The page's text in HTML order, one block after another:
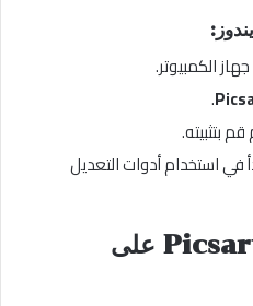
الكمبيوتر.
.
بتثبيته.
في استخدام أدوات التعديل
3. مميزات استخدام Picsart على